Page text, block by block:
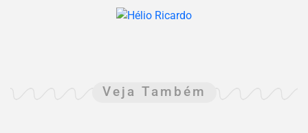
Veja Também